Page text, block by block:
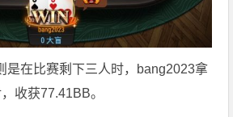
是在比赛剩下三人时，bang2023拿
收获77.41BB。